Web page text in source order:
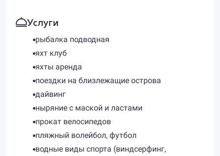
Услуги
рыбалка подводная
яхт клуб
яхты аренда
поездки на близлежащие острова
дайвинг
ныряние с маской и ластами
прокат велосипедов
пляжный волейбол, футбол
водные виды спорта (виндсерфинг,